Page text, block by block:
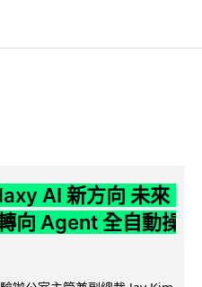
AI 新方向 未來
向 Agent 全自動操